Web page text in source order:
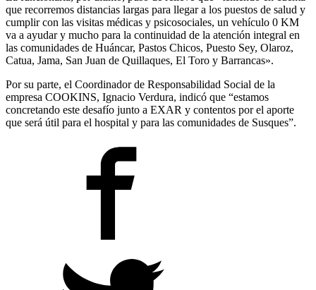
que recorremos distancias largas para llegar a los puestos de salud y
cumplir con las visitas médicas y psicosociales, un vehículo 0 KM
va a ayudar y mucho para la continuidad de la atención integral en
las comunidades de Huáncar, Pastos Chicos, Puesto Sey, Olaroz,
Catua, Jama, San Juan de Quillaques, El Toro y Barrancas».
Por su parte, el Coordinador de Responsabilidad Social de la
empresa COOKINS, Ignacio Verdura, indicó que “estamos
concretando este desafío junto a EXAR y contentos por el aporte
que será útil para el hospital y para las comunidades de Susques”.